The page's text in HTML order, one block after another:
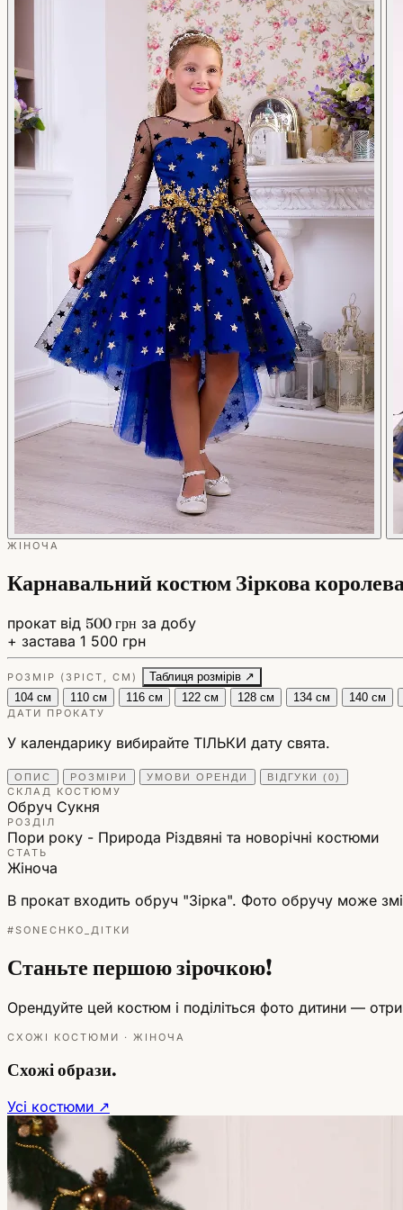
ЖІНОЧА
Карнавальний костюм Зіркова
прокат від 500 грн за добу
+ застава 1 500 грн
РОЗМІР (ЗРІСТ, СМ)
Таблиця розмірів ↗
104 см
110 см 116 см 122 см 128 см 134 см 140 см
ДАТИ ПРОКАТУ
У календарику вибирайте ТІЛЬКИ дату свята.
ОПИС РОЗМІРИ УМОВИ ОРЕНДИ ВІДГУКИ (0)
СКЛАД КОСТЮМУ
Обруч Сукня
РОЗДІЛ
Пори року - Природа Різдвяні та новорічні костюми
СТАТЬ
Жіноча
В прокат входить обруч "Зірка". Фото обручу може
#SONECHKO_ДІТКИ
Станьте першою зірочкою!
Орендуйте цей костюм і поділіться фото дитини —
СХОЖІ КОСТЮМИ · ЖІНОЧА
Схожі образи.
Усі костюми ↗